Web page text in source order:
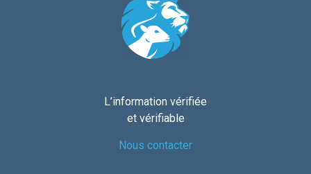
L’information vérifiée
et vérifiable
Nous contacter